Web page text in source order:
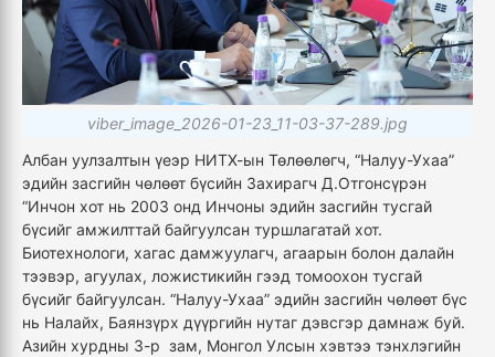
viber_image_2026-01-23_11-03-37-289.jpg
Албан уулзалтын үеэр НИТХ-ын Төлөөлөгч, “Налуу-Ухаа”
эдийн засгийн чөлөөт бүсийн Захирагч Д.Отгонсүрэн
“Инчон хот нь 2003 онд Инчоны эдийн засгийн тусгай
бүсийг амжилттай байгуулсан туршлагатай хот.
Биотехнологи, хагас дамжуулагч, агаарын болон далайн
тээвэр, агуулах, ложистикийн гээд томоохон тусгай
бүсийг байгуулсан. “Налуу-Ухаа” эдийн засгийн чөлөөт бүс
нь Налайх, Баянзүрх дүүргийн нутаг дэвсгэр дамнаж буй.
Азийн хурдны 3-р зам, Монгол Улсын хэвтээ тэнхлэгийн